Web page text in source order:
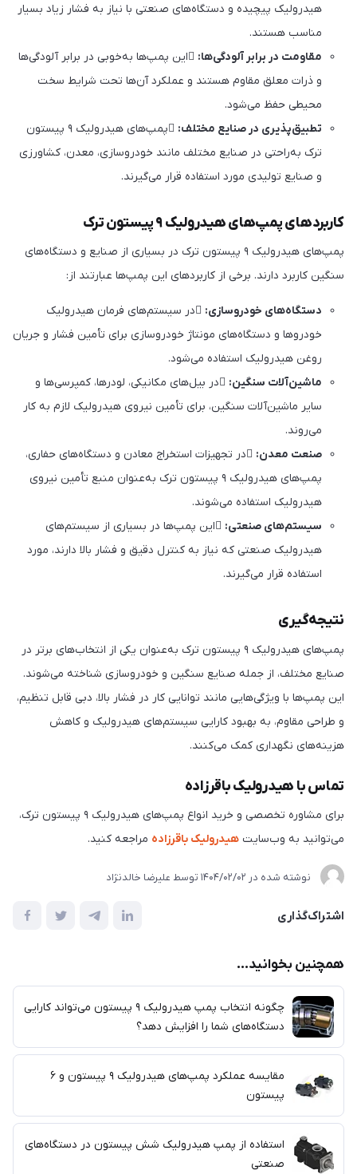
هیدرولیک پیچیده و دستگاه‌های صنعتی با نیاز به فشار زیاد بسیار
مناسب هستند.
مقاومت در برابر آلودگی‌ها:
این پمپ‌ها به‌خوبی در برابر آلودگی‌ها
و ذرات معلق مقاوم هستند و عملکرد آن‌ها تحت شرایط سخت
محیطی حفظ می‌شود.
تطبیق‌پذیری در صنایع مختلف:
پمپ‌های هیدرولیک ۹ پیستون
ترک به‌راحتی در صنایع مختلف مانند خودروسازی، معدن، کشاورزی
و صنایع تولیدی مورد استفاده قرار می‌گیرند.
کاربردهای پمپ‌های هیدرولیک ۹ پیستون ترک
پمپ‌های هیدرولیک ۹ پیستون ترک در بسیاری از صنایع و دستگاه‌های
سنگین کاربرد دارند. برخی از کاربردهای این پمپ‌ها عبارتند از:
دستگاه‌های خودروسازی:
در سیستم‌های فرمان هیدرولیک
خودروها و دستگاه‌های مونتاژ خودروسازی برای تأمین فشار و جریان
روغن هیدرولیک استفاده می‌شود.
ماشین‌آلات سنگین:
در بیل‌های مکانیکی، لودرها، کمپرسی‌ها و
سایر ماشین‌آلات سنگین، برای تأمین نیروی هیدرولیک لازم به کار
می‌روند.
صنعت معدن:
در تجهیزات استخراج معادن و دستگاه‌های حفاری،
پمپ‌های هیدرولیک ۹ پیستون ترک به‌عنوان منبع تأمین نیروی
هیدرولیک استفاده می‌شوند.
سیستم‌های صنعتی:
این پمپ‌ها در بسیاری از سیستم‌های
هیدرولیک صنعتی که نیاز به کنترل دقیق و فشار بالا دارند، مورد
استفاده قرار می‌گیرند.
نتیجه‌گیری
پمپ‌های هیدرولیک ۹ پیستون ترک به‌عنوان یکی از انتخاب‌های برتر در
صنایع مختلف، از جمله صنایع سنگین و خودروسازی شناخته می‌شوند.
این پمپ‌ها با ویژگی‌هایی مانند توانایی کار در فشار بالا، دبی قابل تنظیم،
و طراحی مقاوم، به بهبود کارایی سیستم‌های هیدرولیک و کاهش
هزینه‌های نگهداری کمک می‌کنند.
تماس با هیدرولیک باقرزاده
برای مشاوره تخصصی و خرید انواع پمپ‌های هیدرولیک ۹ پیستون ترک،
می‌توانید به وب‌سایت هیدرولیک باقرزاده مراجعه کنید.
نوشته شده در 1404/02/02 توسط علیرضا خالدنژاد
اشتراک‌گذاری
همچنین بخوانید...
چگونه انتخاب پمپ هیدرولیک ۹ پیستون می‌تواند کارایی
دستگاه‌های شما را افزایش دهد؟
مقایسه عملکرد پمپ‌های هیدرولیک ۹ پیستون و ۶
پیستون
استفاده از پمپ هیدرولیک شش پیستون در دستگاه‌های
صنعتی